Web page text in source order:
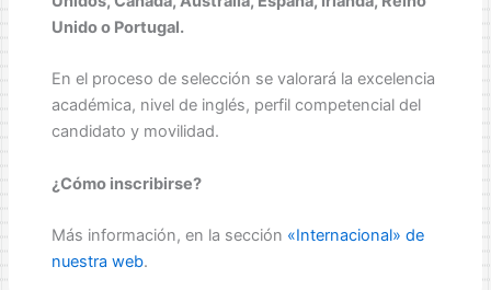
Unido o Portugal.
En el proceso de selección se valorará la excelencia
académica, nivel de inglés, perfil competencial del
candidato y movilidad.
¿Cómo inscribirse?
Más información, en la sección «Internacional» de
nuestra web.